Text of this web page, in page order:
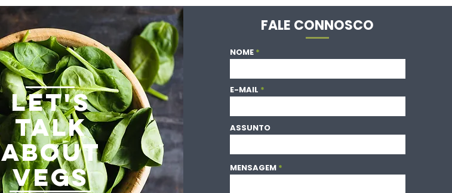
LET'S
TALK
ABOUT
VEGS
FALE CONNOSCO
NOME
E-MAIL
ASSUNTO
MENSAGEM